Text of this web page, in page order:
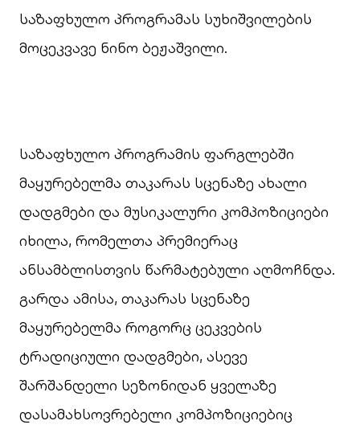
საზაფხულო პროგრამას სუხიშვილების
მოცეკვავე ნინო ბეჟაშვილი.
საზაფხულო პროგრამის ფარგლებში
მაყურებელმა თაკარას სცენაზე ახალი
დადგმები და მუსიკალური კომპოზიციები
იხილა, რომელთა პრემიერაც
ანსამბლისთვის წარმატებული აღმოჩნდა.
გარდა ამისა, თაკარას სცენაზე
მაყურებელმა როგორც ცეკვების
ტრადიციული დადგმები, ასევე
შარშანდელი სეზონიდან ყველაზე
დასამახსოვრებელი კომპოზიციებიც